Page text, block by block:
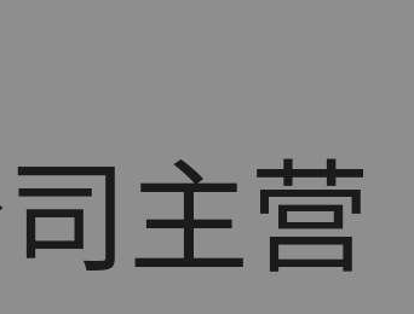
主营